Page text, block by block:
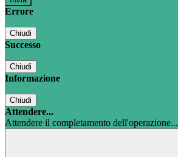
Errore
Chiudi
Successo
Chiudi
Informazione
Chiudi
Attendere...
Attendere il completamento dell'operazione...